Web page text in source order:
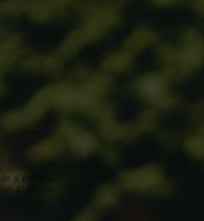
modificate
în
sau la
de a notifica
40 de zile